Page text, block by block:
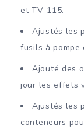
et TV-115.
Ajustés les
fusils à pompe
Ajouté des
jour les effets
Ajustés les
conteneurs